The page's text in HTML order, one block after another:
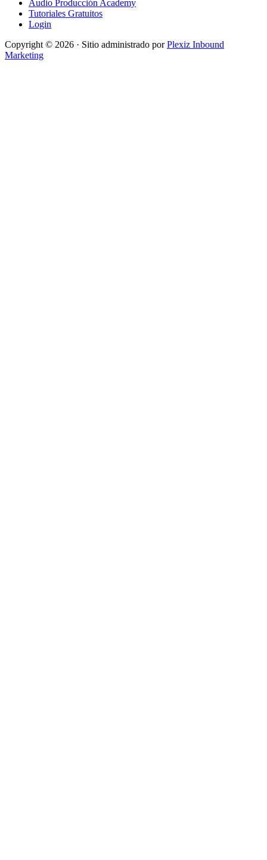
Audio Producción Academy
Tutoriales Gratuitos
Login
Copyright © 2026 · Sitio administrado porPlexiz Inbound
Marketing